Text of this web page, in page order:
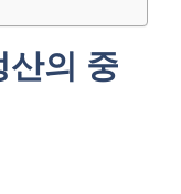
산의 중